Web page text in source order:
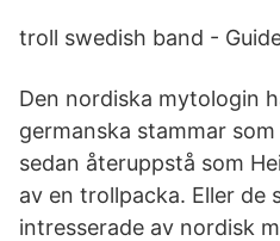
troll swedish band -
Den nordiska mytologin
germanska stammar
sedan återuppstå som
av en trollpacka. Eller de
intresserade av nordisk